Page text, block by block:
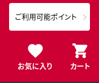
お気に入り カート
ご利用可能ポイント